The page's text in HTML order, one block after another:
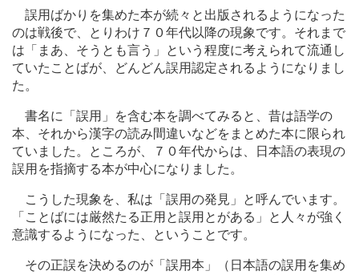
誤用ばかりを集めた本が続々と出版されるようになった
のは戦後で、とりわけ７０年代以降の現象です。それまで
は「まあ、そうとも言う」という程度に考えられて流通し
ていたことばが、どんどん誤用認定されるようになりまし
た。
書名に「誤用」を含む本を調べてみると、昔は語学の
本、それから漢字の読み間違いなどをまとめた本に限られ
ていました。ところが、７０年代からは、日本語の表現の
誤用を指摘する本が中心になりました。
こうした現象を、私は「誤用の発見」と呼んでいます。
「ことばには厳然たる正用と誤用とがある」と人々が強く
意識するようになった、ということです。
その正誤を決めるのが「誤用本」（日本語の誤用を集め